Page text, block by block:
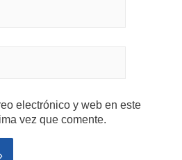
electrónico y web en este
vez que comente.